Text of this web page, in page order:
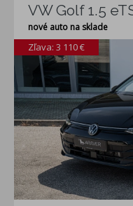
VW Golf 1.5
nové auto na sklade
Zľava: 3 110 €